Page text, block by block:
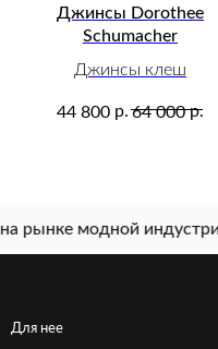
Джинсы Dorothee
Schumacher
Джинсы клеш
44 800 р. 64 000 р.
индустрии
Для нее